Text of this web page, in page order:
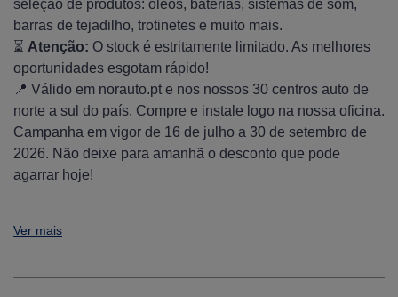
seleção de produtos: óleos, baterias, sistemas de som,
barras de tejadilho, trotinetes e muito mais.
⏳ Atenção: O stock é estritamente limitado. As melhores
oportunidades esgotam rápido!
📍 Válido em norauto.pt e nos nossos 30 centros auto de
norte a sul do país. Compre e instale logo na nossa oficina.
Campanha em vigor de 16 de julho a 30 de setembro de
2026. Não deixe para amanhã o desconto que pode
agarrar hoje!
Ver mais